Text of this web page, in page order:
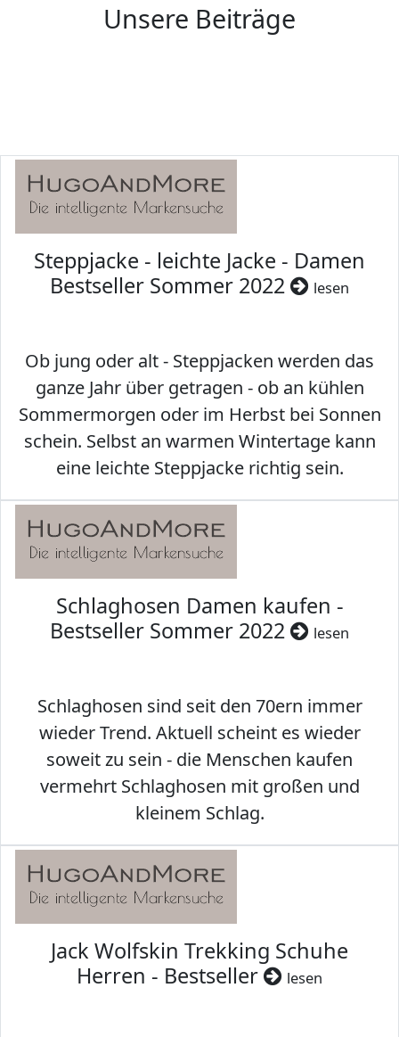
Unsere Beiträge
Steppjacke - leichte Jacke - Damen
Bestseller Sommer 2022
lesen
Ob jung oder alt - Steppjacken werden das
ganze Jahr über getragen - ob an kühlen
Sommermorgen oder im Herbst bei Sonnen
schein. Selbst an warmen Wintertage kann
eine leichte Steppjacke richtig sein.
Schlaghosen Damen kaufen -
Bestseller Sommer 2022
lesen
Schlaghosen sind seit den 70ern immer
wieder Trend. Aktuell scheint es wieder
soweit zu sein - die Menschen kaufen
vermehrt Schlaghosen mit großen und
kleinem Schlag.
Jack Wolfskin Trekking Schuhe
Herren - Bestseller
lesen